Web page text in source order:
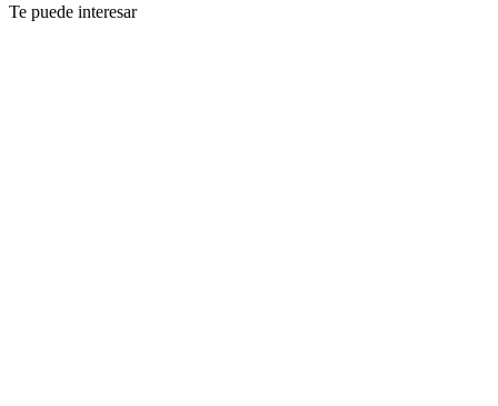
Te puede interesar